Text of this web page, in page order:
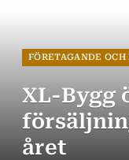
FÖRETAGANDE
XL-Bygg
året